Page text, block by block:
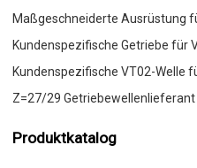
Maßgeschneiderte Ausrüstung
Kundenspezifische Getriebe für
Kundenspezifische VT02-Welle
Z=27/29 Getriebewellenlieferant
Produktkatalog